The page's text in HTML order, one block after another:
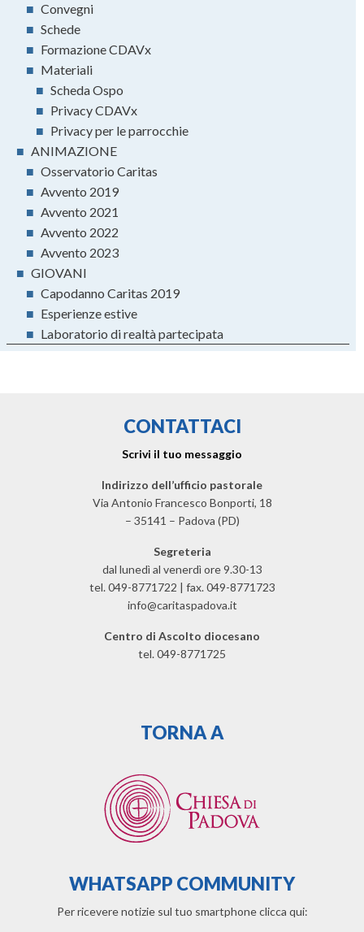
■ Convegni
■ Schede
■ Formazione CDAVx
■ Materiali
■ Scheda Ospo
■ Privacy CDAVx
■ Privacy per le parrocchie
■ ANIMAZIONE
■ Osservatorio Caritas
■ Avvento 2019
■ Avvento 2021
■ Avvento 2022
■ Avvento 2023
■ GIOVANI
■ Capodanno Caritas 2019
■ Esperienze estive
■ Laboratorio di realtà partecipata
CONTATTACI
Scrivi il tuo messaggio
Indirizzo dell’ufficio pastorale
Via Antonio Francesco Bonporti, 18
– 35141 – Padova (PD)
Segreteria
dal lunedì al venerdì ore 9.30-13
tel. 049-8771722 | fax. 049-8771723
info@caritaspadova.it
Centro di Ascolto diocesano
tel. 049-8771725
TORNA A
WHATSAPP COMMUNITY
Per ricevere notizie sul tuo smartphone clicca qui: